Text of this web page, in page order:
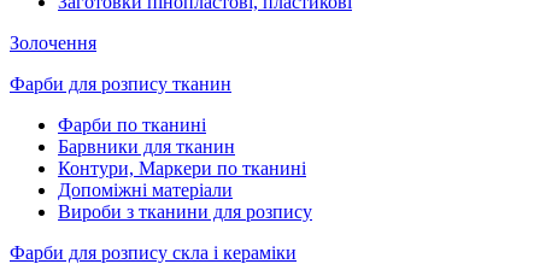
Золочення
Фарби для розпису тканин
Фарби по тканині
Барвники для тканин
Контури, Маркери по тканині
Допоміжні матеріали
Вироби з тканини для розпису
Фарби для розпису скла і кераміки